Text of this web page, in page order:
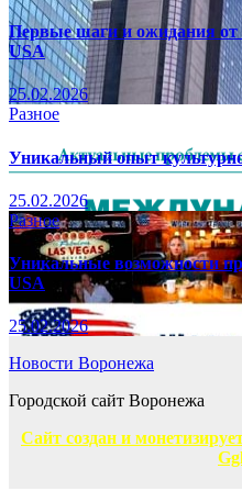
Первые шаги и ожидания
USA
25.02.2026
Разное
Уникальный опыт
25.02.2026
Разное
Уникальные возможности
USA
25.02.2026
Новости Воронежа
Городской сайт Воронежа
Сайт создан и